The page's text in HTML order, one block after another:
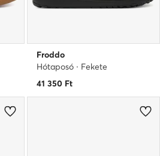
Froddo
Hótaposó · Fekete
41 350 Ft